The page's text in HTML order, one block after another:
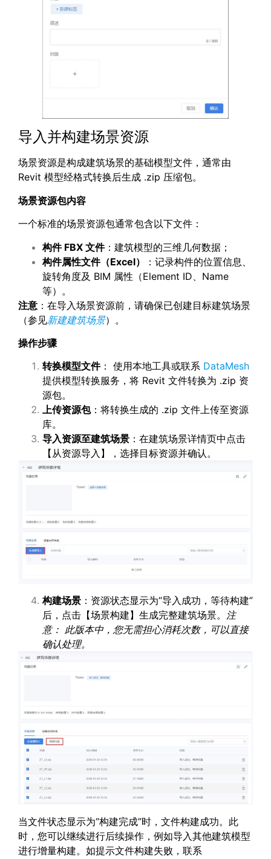
导入并构建场景资源
场景资源是构成建筑场景的基础模型文件，通常由
Revit 模型经格式转换后生成 .zip 压缩包。
场景资源包内容
一个标准的场景资源包通常包含以下文件：
构件FBX 文件：建筑模型的三维几何数据；
构件属性文件（Excel）
：记录构件的位置信息、
旋转角度及 BIM 属性（Element ID、Name
等）。
注意 ：在导入场景资源前，请确保已创建目标建筑场景
（参见新建建筑场景）。
操作步骤
转换模型文件： 使用本地工具或联系 DataMesh
提供模型转换服务，将 Revit 文件转换为 .zip 资
源包。
上传资源包：将转换生成的 .zip 文件上传至资源
库。
导入资源至建筑场景 ：在建筑场景详情页中点击
【从资源导入】，选择目标资源并确认。
构建场景 ：资源状态显示为“导入成功，等待构建”
后，点击【场景构建】生成完整建筑场景。 注
意： 此版本中，您无需担心消耗次数，可以直接
确认处理。
当文件状态显示为“构建完成”时，文件构建成功。此
时，您可以继续进行后续操作，例如导入其他建筑模型
进行增量构建。如提示文件构建失败，联系